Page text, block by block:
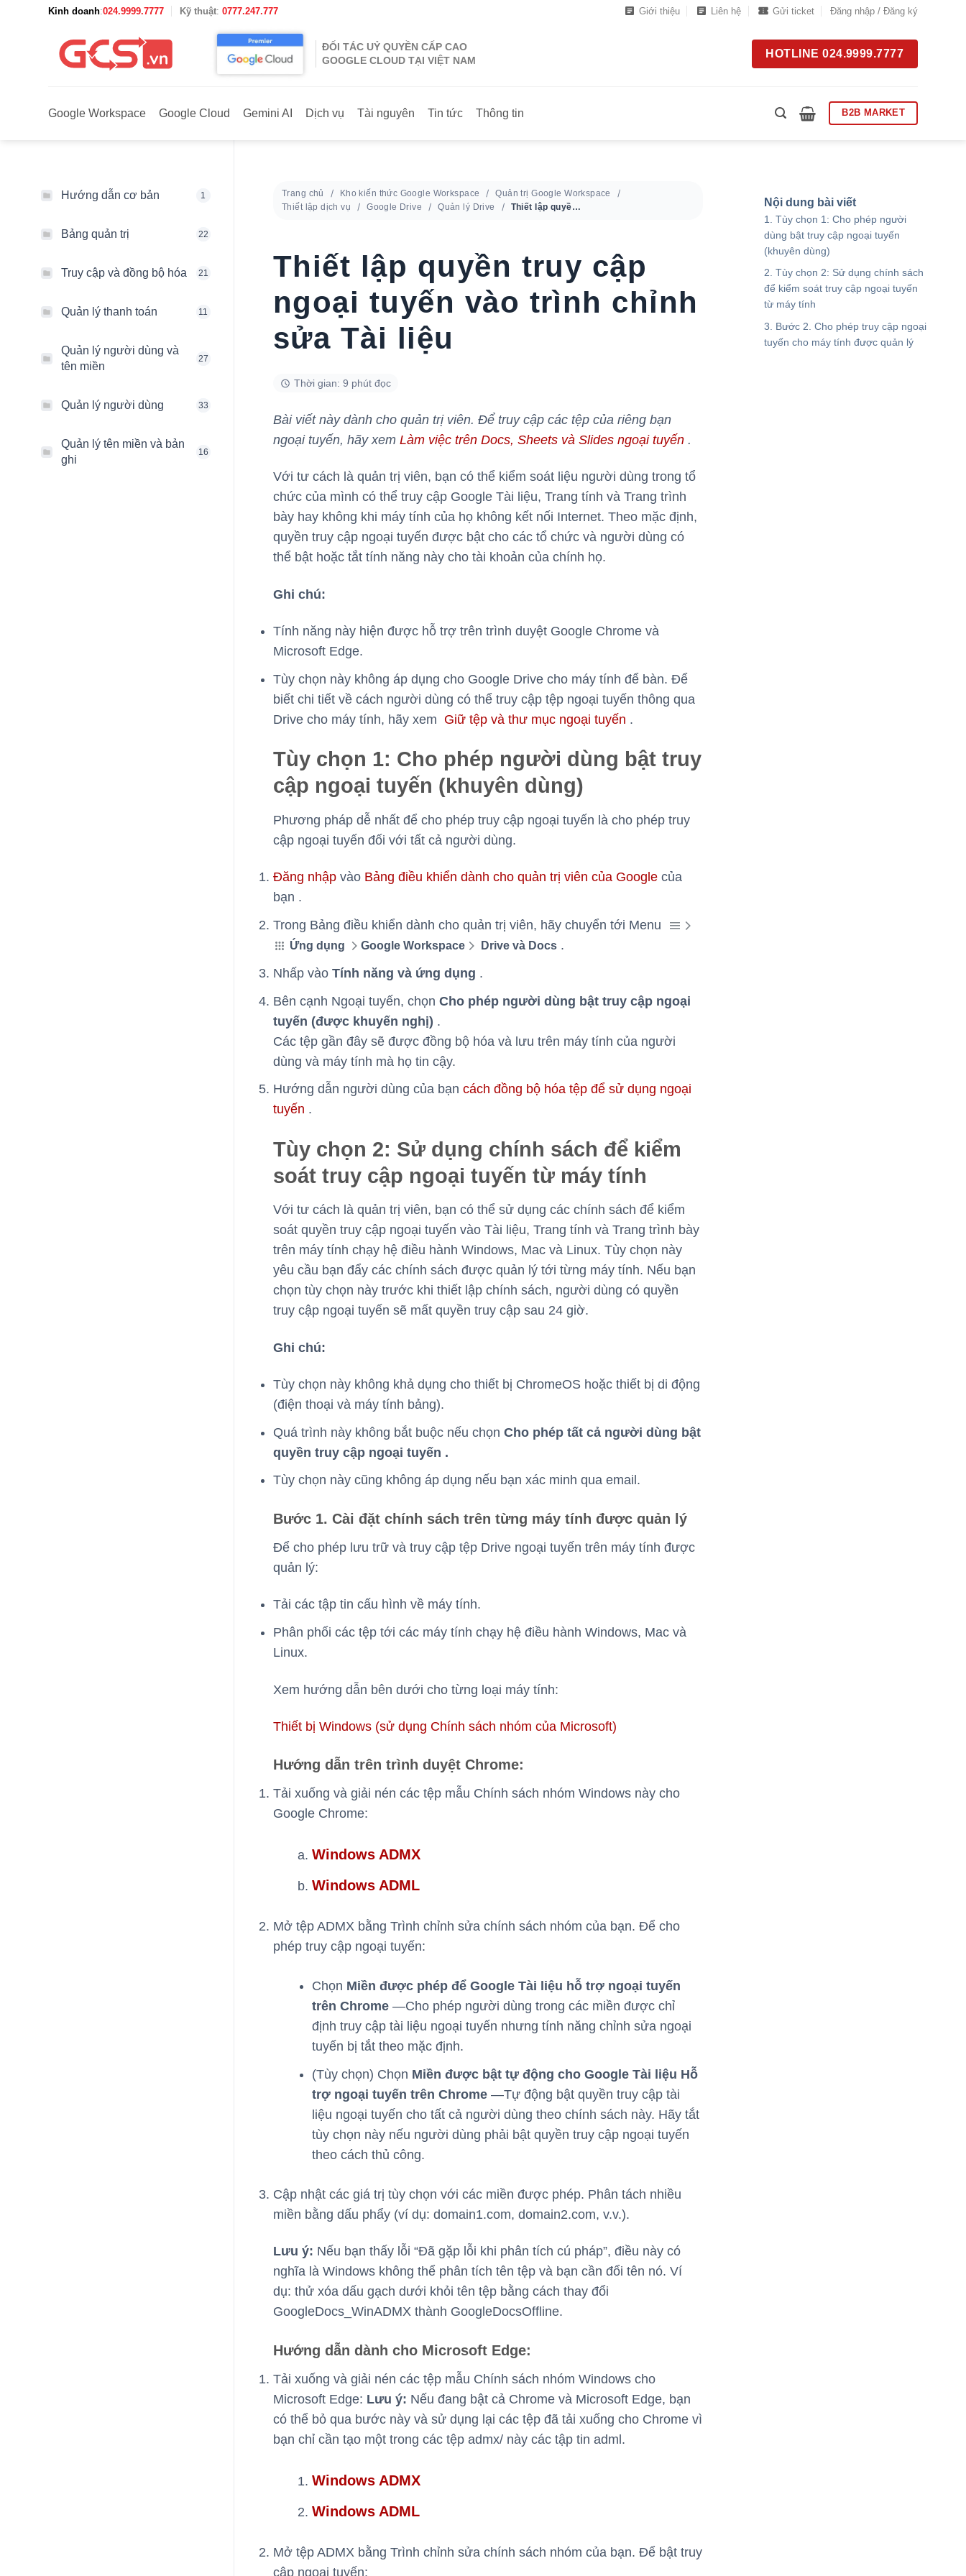
Kinh doanh:024.9999.7777 Kỹ thuật:0777.247.777 Giới thiệu Liên hệ Gửi ticket Đăng nhập / Đăng ký
ĐỐI TÁC UỶ QUYỀN CẤP CAO
GOOGLE CLOUD TẠI VIỆT NAM
HOTLINE 024.9999.7777
Google Workspace Google Cloud Gemini AI Dịch vụ Tài nguyên Tin tức Thông tin B2B MARKET
Hướng dẫn cơ bản 1
Bảng quản trị 22
Truy cập và đồng bộ hóa 21
Quản lý thanh toán 11
Quản lý người dùng và
tên miền
27
Quản lý người dùng 33
Quản lý tên miền và bản
ghi
16
Trang chủ Kho kiến thức Google Workspace
Quản trị Google Workspace
Thiết lập dịch vụ
Google Drive Quản lý Drive Thiết lập quyền truy cập ngoại tuyến vào trình chỉnh sửa Tài liệu
Thiết lập quyền truy cập
ngoại tuyến vào trình chỉnh
sửa Tài liệu
Thời gian: 9 phút đọc
Bài viết này dành cho quản trị viên. Để truy cập các tệp của riêng bạn
ngoại tuyến, hãy xem Làm việc trên Docs, Sheets và Slides ngoại tuyến.
Với tư cách là quản trị viên, bạn có thể kiểm soát liệu người dùng trong tổ
chức của mình có thể truy cập Google Tài liệu, Trang tính và Trang trình
bày hay không khi máy tính của họ không kết nối Internet. Theo mặc định,
quyền truy cập ngoại tuyến được bật cho các tổ chức và người dùng có
thể bật hoặc tắt tính năng này cho tài khoản của chính họ.
Ghi chú:
Tính năng này hiện được hỗ trợ trên trình duyệt Google Chrome và
Microsoft Edge.
Tùy chọn này không áp dụng cho Google Drive cho máy tính để bàn. Để
biết chi tiết về cách người dùng có thể truy cập tệp ngoại tuyến thông qua
Drive cho máy tính, hãy xem Giữ tệp và thư mục ngoại tuyến .
Tùy chọn 1: Cho phép người dùng bật truy
cập ngoại tuyến (khuyên dùng)
Phương pháp dễ nhất để cho phép truy cập ngoại tuyến là cho phép truy
cập ngoại tuyến đối với tất cả người dùng.
Đăng nhậpvào Bảng điều khiển dành cho quản trị viên của Googlecủa
bạn .
Trong Bảng điều khiển dành cho quản trị viên, hãy chuyển tới Menu
Ứng dụng Google Workspace Drive và Docs.
Nhấp vào Tính năng và ứng dụng .
Bên cạnh Ngoại tuyến, chọn Cho phép người dùng bật truy cập ngoại
tuyến (được khuyến nghị) .
Các tệp gần đây sẽ được đồng bộ hóa và lưu trên máy tính của người
dùng và máy tính mà họ tin cậy.
Hướng dẫn người dùng của bạn cách đồng bộ hóa tệp để sử dụng ngoại
tuyến .
Tùy chọn 2: Sử dụng chính sách để kiểm
soát truy cập ngoại tuyến từ máy tính
Với tư cách là quản trị viên, bạn có thể sử dụng các chính sách để kiểm
soát quyền truy cập ngoại tuyến vào Tài liệu, Trang tính và Trang trình bày
trên máy tính chạy hệ điều hành Windows, Mac và Linux. Tùy chọn này
yêu cầu bạn đẩy các chính sách được quản lý tới từng máy tính. Nếu bạn
chọn tùy chọn này trước khi thiết lập chính sách, người dùng có quyền
truy cập ngoại tuyến sẽ mất quyền truy cập sau 24 giờ.
Ghi chú:
Tùy chọn này không khả dụng cho thiết bị ChromeOS hoặc thiết bị di động
(điện thoại và máy tính bảng).
Quá trình này không bắt buộc nếu chọn Cho phép tất cả người dùng bật
quyền truy cập ngoại tuyến .
Tùy chọn này cũng không áp dụng nếu bạn xác minh qua email.
Bước 1. Cài đặt chính sách trên từng máy tính được quản lý
Để cho phép lưu trữ và truy cập tệp Drive ngoại tuyến trên máy tính được
quản lý:
Tải các tập tin cấu hình về máy tính.
Phân phối các tệp tới các máy tính chạy hệ điều hành Windows, Mac và
Linux.
Xem hướng dẫn bên dưới cho từng loại máy tính:
Thiết bị Windows (sử dụng Chính sách nhóm của Microsoft)
Hướng dẫn trên trình duyệt Chrome:
Tải xuống và giải nén các tệp mẫu Chính sách nhóm Windows này cho
Google Chrome:
Windows ADMX
Windows ADML
Mở tệp ADMX bằng Trình chỉnh sửa chính sách nhóm của bạn. Để cho
phép truy cập ngoại tuyến:
Chọn Miền được phép để Google Tài liệu hỗ trợ ngoại tuyến
trên Chrome—Cho phép người dùng trong các miền được chỉ
định truy cập tài liệu ngoại tuyến nhưng tính năng chỉnh sửa ngoại
tuyến bị tắt theo mặc định.
(Tùy chọn) Chọn Miền được bật tự động cho Google Tài liệu Hỗ
trợ ngoại tuyến trên Chrome—Tự động bật quyền truy cập tài
liệu ngoại tuyến cho tất cả người dùng theo chính sách này. Hãy tắt
tùy chọn này nếu người dùng phải bật quyền truy cập ngoại tuyến
theo cách thủ công.
Cập nhật các giá trị tùy chọn với các miền được phép. Phân tách nhiều
miền bằng dấu phẩy (ví dụ: domain1.com, domain2.com, v.v.).
Lưu ý: Nếu bạn thấy lỗi “Đã gặp lỗi khi phân tích cú pháp”, điều này có
nghĩa là Windows không thể phân tích tên tệp và bạn cần đổi tên nó. Ví
dụ: thử xóa dấu gạch dưới khỏi tên tệp bằng cách thay đổi
GoogleDocs_WinADMX thành GoogleDocsOffline.
Hướng dẫn dành cho Microsoft Edge:
Tải xuống và giải nén các tệp mẫu Chính sách nhóm Windows cho
Microsoft Edge: Lưu ý: Nếu đang bật cả Chrome và Microsoft Edge, bạn
có thể bỏ qua bước này và sử dụng lại các tệp đã tải xuống cho Chrome vì
bạn chỉ cần tạo một trong các tệp admx/ này các tập tin adml.
Windows ADMX
Windows ADML
Mở tệp ADMX bằng Trình chỉnh sửa chính sách nhóm của bạn. Để bật truy
cập ngoại tuyến:
Nội dung bài viết
Tùy chọn 1: Cho phép người
dùng bật truy cập ngoại tuyến
(khuyên dùng)
Tùy chọn 2: Sử dụng chính sách
để kiểm soát truy cập ngoại tuyến
từ máy tính
Bước 2. Cho phép truy cập ngoại
tuyến cho máy tính được quản lý